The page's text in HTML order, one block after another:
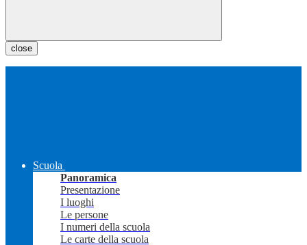
close
Scuola
Panoramica
Presentazione
I luoghi
Le persone
I numeri della scuola
Le carte della scuola